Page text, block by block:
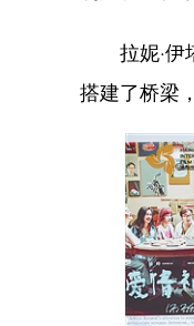
拉妮·伊
搭建了桥梁